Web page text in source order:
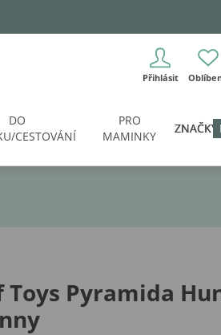
Přihlásit
DO
CESTOVÁNÍ
PRO
MAMINKY
ZNAČKY
Toys Pyramida